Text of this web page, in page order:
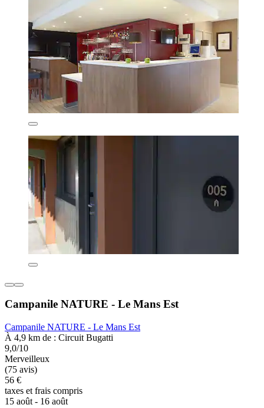
Campanile NATURE - Le Mans Est
Campanile NATURE - Le Mans Est
À 4,9 km de : Circuit Bugatti
9,0/10
Merveilleux
(75 avis)
56 €
taxes et frais compris
15 août - 16 août